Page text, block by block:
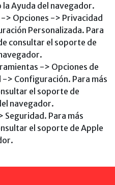
Ayuda del navegador.
> Opciones -> Privacidad
Personalizada. Para
consultar el soporte de
-> Opciones de
> Configuración. Para más
el soporte de
navegador.
Para más
el soporte de Apple